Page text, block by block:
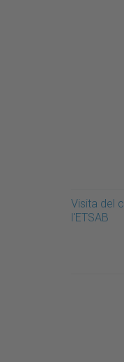
Visita del
l'ETSAB